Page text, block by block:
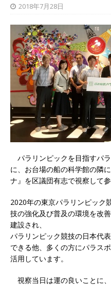
2018年7月28日
パラリンピックを目指すパ
に、お台場の船の科学館の隣
ナ』を区議団有志で視察して参
2020年の東京パラリンピック
技の強化及び普及の環境を改
建設され、
パラリンピック競技の日本代
できる他、多くの方にパラス
活用しています。
視察当日は運の良いことに
谷
議
団
議
員